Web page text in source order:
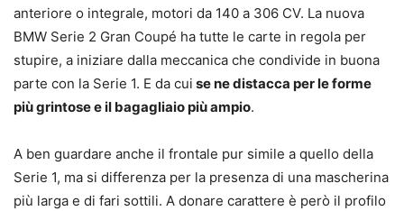
anteriore o integrale, motori da 140 a 306 CV. La nuova
BMW Serie 2 Gran Coupé ha tutte le carte in regola per
stupire, a iniziare dalla meccanica che condivide in buona
parte con la Serie 1. E da cui se ne distacca per le forme
più grintose e il bagagliaio più ampio.
A ben guardare anche il frontale pur simile a quello della
Serie 1, ma si differenza per la presenza di una mascherina
più larga e di fari sottili. A donare carattere è però il profilo